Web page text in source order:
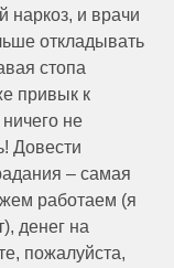
и врачи
откладывать
стопа
привык к
не
Довести
– самая
работаем (я
денег на
пожалуйста,